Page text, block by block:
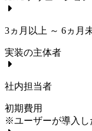
3ヵ月以上 ～ 6ヵ月
実装の主体者
社内担当者
初期費用
※ユーザーが導入し